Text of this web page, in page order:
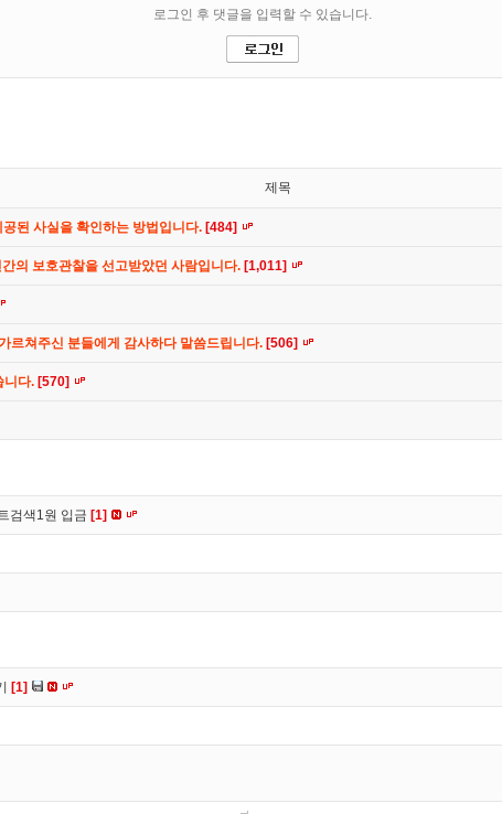
제목
된 사실을 확인하는 방법입니다. [484]
의 보호관찰을 선고받았던 사람입니다. [1,011]
르쳐주신 분들에게 감사하다 말씀드립니다. [506]
니다. [570]
검색1원 입금 [1]
[1]